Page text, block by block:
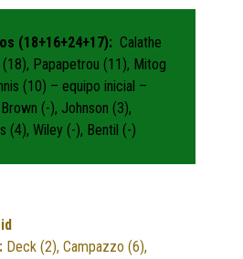
(18+16+24+17): Calathe
Papapetrou (11), Mitog
(10) – equipo inicial –
(-), Johnson (3),
(4), Wiley (-), Bentil (-)
Deck (2), Campazzo (6),